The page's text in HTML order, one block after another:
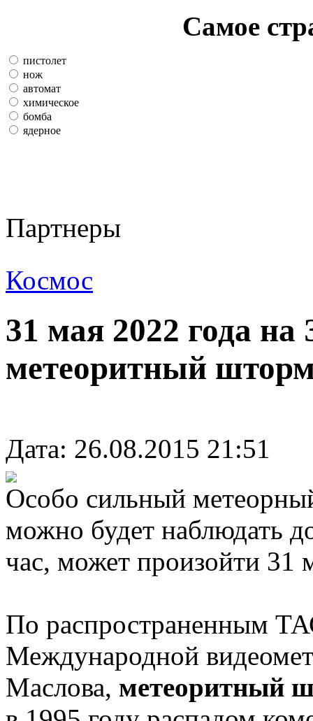
Самое
пистолет
нож
автомат
химическое
бомба
ядерное
Партнеры
Космос
31 мая 2022 года
метеоритный
Дата: 26.08.2015 21:51
Особо сильный
можно будет наблюдать
час, может произойти 31
По распространенным
Международной
Маслова, метеоритный